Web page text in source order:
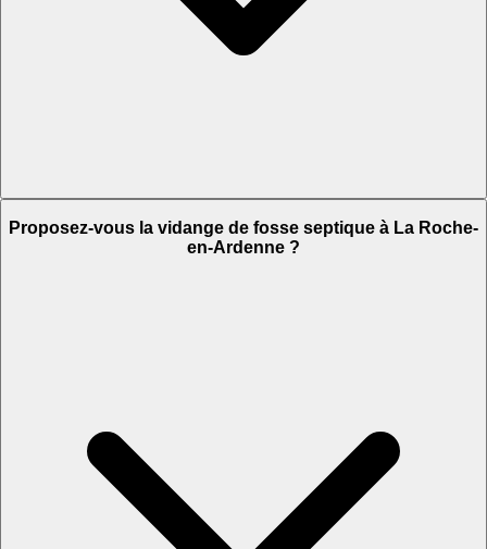
Proposez-vous la vidange de fosse septique à La Roche-
en-Ardenne ?